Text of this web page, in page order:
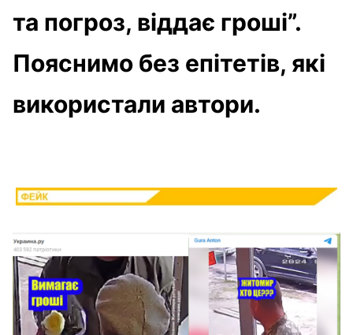
та погроз, віддає гроші”.
Пояснимо без епітетів, які
використали автори.